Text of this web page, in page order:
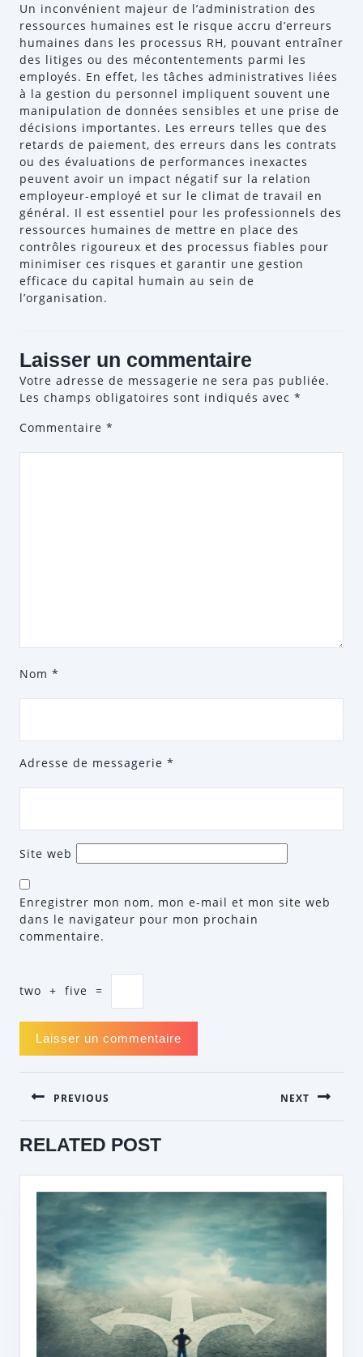
Un inconvénient majeur de l’administration des
ressources humaines est le risque accru d’erreurs
humaines dans les processus RH, pouvant entraîner
des litiges ou des mécontentements parmi les
employés. En effet, les tâches administratives liées
à la gestion du personnel impliquent souvent une
manipulation de données sensibles et une prise de
décisions importantes. Les erreurs telles que des
retards de paiement, des erreurs dans les contrats
ou des évaluations de performances inexactes
peuvent avoir un impact négatif sur la relation
employeur-employé et sur le climat de travail en
général. Il est essentiel pour les professionnels des
ressources humaines de mettre en place des
contrôles rigoureux et des processus fiables pour
minimiser ces risques et garantir une gestion
efficace du capital humain au sein de
l’organisation.
Laisser un commentaire
Votre adresse de messagerie ne sera pas publiée.
Les champs obligatoires sont indiqués avec *
Commentaire *
Nom *
Adresse de messagerie *
Site web
Enregistrer mon nom, mon e-mail et mon site web
dans le navigateur pour mon prochain
commentaire.
two + five =
NAVIGATION
DE
L’ARTICLE
PREVIOUS
post:
NEXT
RELATED POST